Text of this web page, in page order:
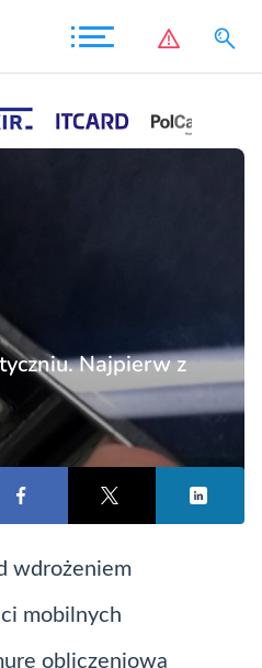
Najpierw z
wdrożeniem
mobilnych
obliczeniową